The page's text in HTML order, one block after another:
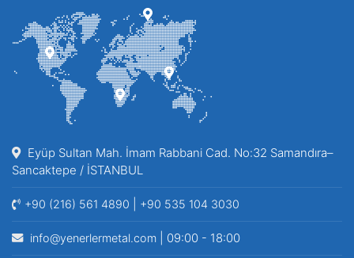
Eyüp Sultan Mah. İmam Rabbani Cad. No:32 Samandıra–
Sancaktepe / İSTANBUL
+90 (216) 561 4890 +90 535 104 3030
info@yenerlermetal.com | 09:00 - 18:00